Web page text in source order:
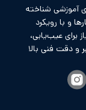
آموزشی شناخته
و با رویکرد
عیب‌یابی،
و دقت فنی بالا